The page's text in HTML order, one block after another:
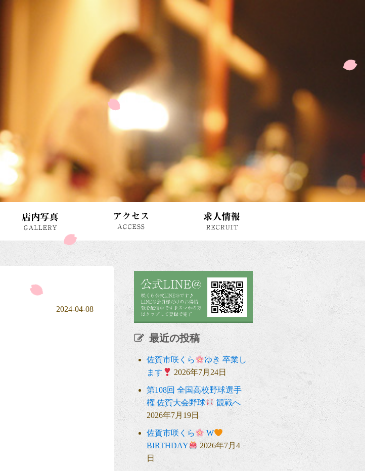
2024-04-08
最近の投稿
佐賀市咲くら
ゆき 卒業し
ます
2026年7月24日
第108回 全国高校野球選手
権 佐賀大会野球
観戦へ
2026年7月19日
佐賀市咲くら
W
BIRTHDAY
2026年7月4
日